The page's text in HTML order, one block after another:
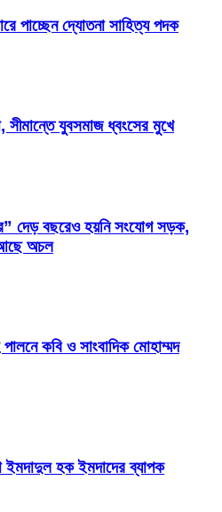
পাচ্ছেন দ্যোতনা সাহিত্য পদক
সীমান্তে যুবসমাজ ধ্বংসের মুখে
দেড় বছরেও হয়নি সংযোগ সড়ক,
আছে অচল
কবি ও সাংবাদিক মোহাম্মদ
ইমদাদুল হক ইমদাদের ব্যাপক